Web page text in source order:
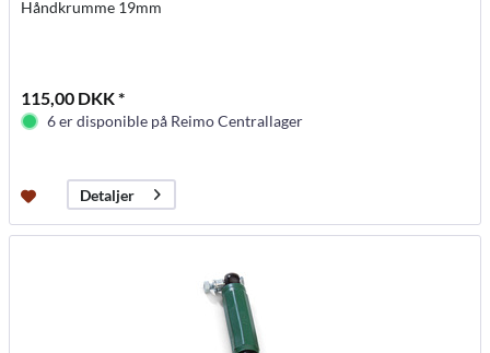
Håndkrumme 19mm
115,00 DKK *
6 er disponible på Reimo Centrallager
Detaljer